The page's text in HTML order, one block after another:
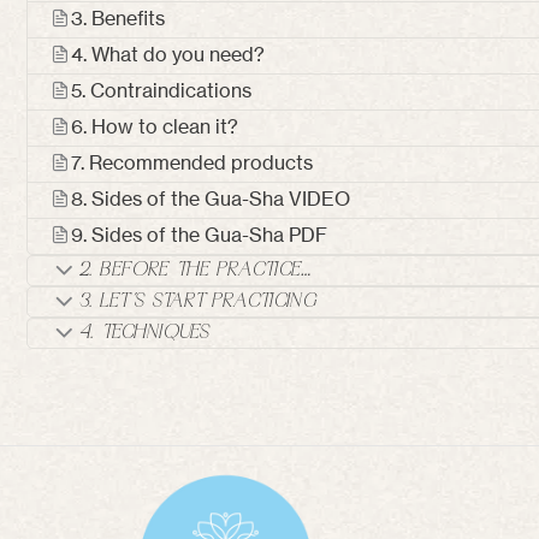
3. Benefits
4. What do you need?
5. Contraindications
6. How to clean it?
7. Recommended products
8. Sides of the Gua-Sha VIDEO
9. Sides of the Gua-Sha PDF
2. BEFORE THE PRACTICE…
3. LET’S START PRACTICING
4. TECHNIQUES